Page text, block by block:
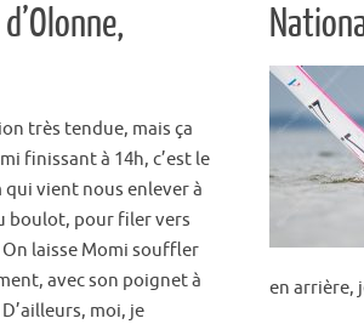
très tendue, mais ça
finissant à 14h, c’est le
qui vient nous enlever à
boulot, pour filer vers
On laisse Momi souffler
avec son poignet à
moi, je
en arrière,